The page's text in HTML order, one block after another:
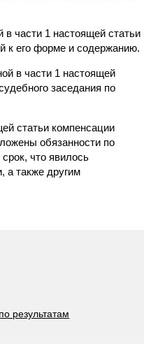
в части 1 настоящей статьи
к его форме и содержанию.
в части 1 настоящей
заседания по
статьи компенсации
обязанности по
что явилось
а также другим
результатам